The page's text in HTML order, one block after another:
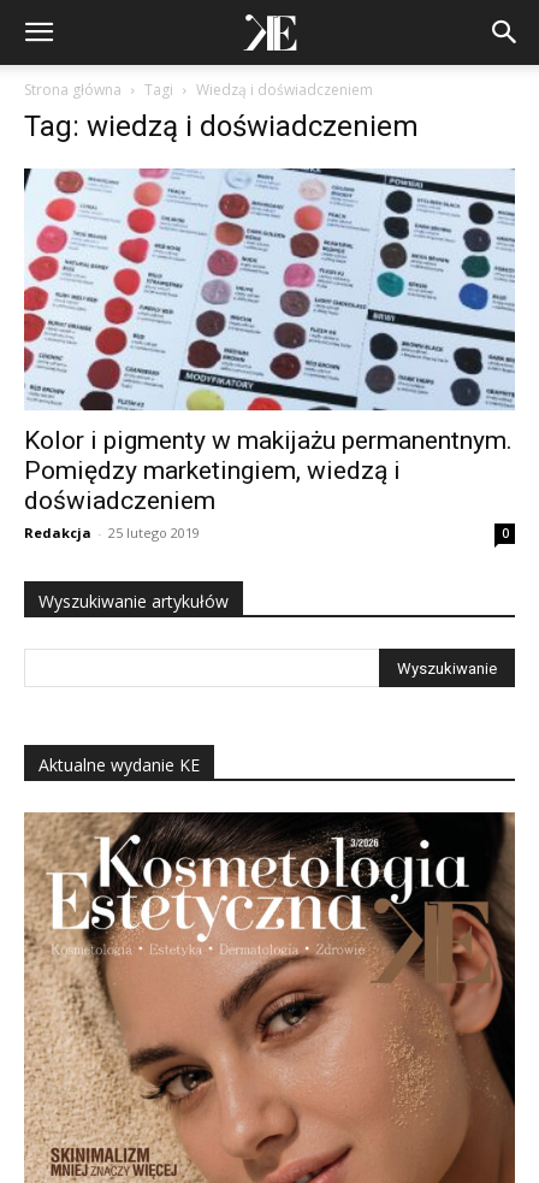
Strona główna Tagi Wiedzą i doświadczeniem
Tag: wiedzą i doświadczeniem
Kolor i pigmenty w makijażu permanentnym.
Pomiędzy marketingiem, wiedzą i
doświadczeniem
Redakcja - 25 lutego 2019 0
Wyszukiwanie artykułów
Aktualne wydanie KE